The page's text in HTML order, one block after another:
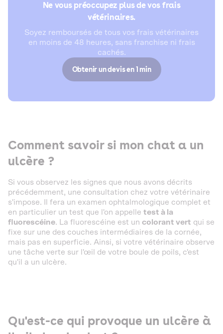
Ne vous préoccupez plus de vos frais
vétérinaires.
Soyez remboursés de tous vos frais vétérinaires
en moins de 48 heures, sans franchise ni frais
cachés.
Obtenir un devis en 1 min
Comment savoir si mon chat a un
ulcère ?
Si vous observez les signes que nous avons décrits
précédemment, une consultation chez votre vétérinaire
s'impose. Il fera un examen ophtalmologique complet et
en particulier un test que l'on appelle test à la
fluorescéine. La fluorescéine est un colorant vert qui se
fixe sur une des couches intermédiaires de la cornée,
mais pas en superficie. Ainsi, si votre vétérinaire observe
une tâche verte sur l'œil de votre boule de poils, c'est
qu'il a un ulcère.
Qu'est-ce qui provoque un ulcère à